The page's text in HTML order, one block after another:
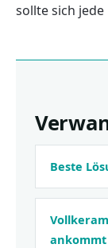
sollte sich jede
Beste
ankommt